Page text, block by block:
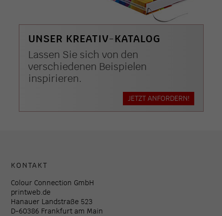
UNSER KREATIV-KATALOG
Lassen Sie sich von den
verschiedenen Beispielen
inspirieren.
JETZT ANFORDERN!
KONTAKT
Colour Connection GmbH
printweb.de
Hanauer Landstraße 523
D-60386 Frankfurt am Main